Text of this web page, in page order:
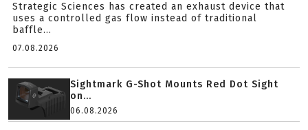
Strategic Sciences has created an exhaust device that
uses a controlled gas flow instead of traditional
baffle...
07.08.2026
Sightmark G-Shot Mounts Red Dot Sight
on...
06.08.2026